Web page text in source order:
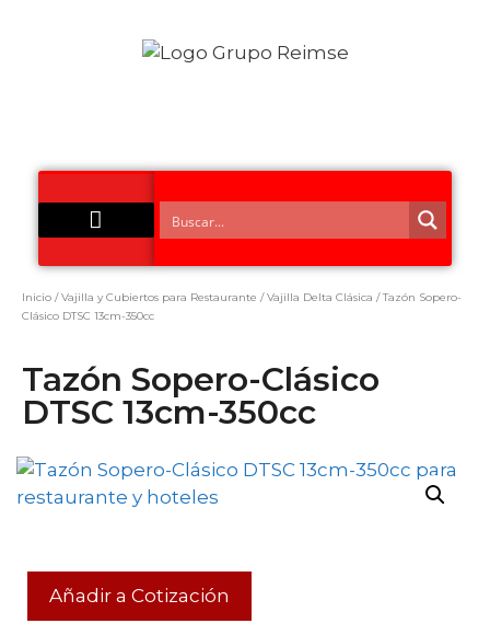
Inicio /Vajilla y Cubiertos para Restaurante /Vajilla Delta Clásica / Tazón Sopero-
Clásico DTSC 13cm-350cc
Tazón Sopero-Clásico
DTSC 13cm-350cc
Añadir a Cotización